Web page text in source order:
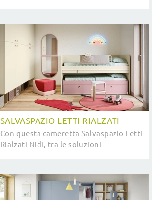
SALVASPAZIO LETTI RIALZATI
Con questa cameretta Salvaspazio Letti
Rialzati Nidi, tra le soluzioni